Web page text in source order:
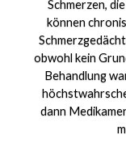
Schmerzen,
können
obwohl kein
Behandlung
dann